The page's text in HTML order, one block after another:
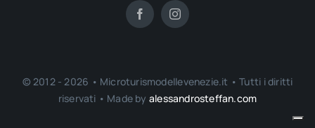
© 2012 - 2026 • Microturismodellevenezie.it • Tutti i diritti
riservati • Made by alessandrosteffan.com